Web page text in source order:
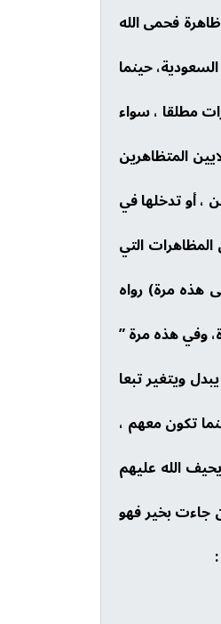
فحمى الله
حينما
مطلقا ، سواء
المتظاهرين
، أو تدخلها في
التي
هذه مرة) رواه
وفي هذه مرة ”
ويتغير تبعا
تكون معهم ،
الله عليهم
جاءت بخير فهو